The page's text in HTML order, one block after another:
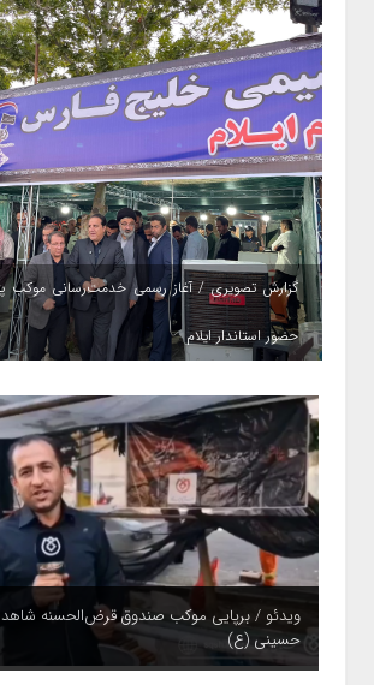
گزارش تصویری / آغاز رسمی خدمت‌رسانی موکب
حضور استاندار ایلام
ویدئو / برپایی موکب صندوق قرض‌الحسنه شاهد
حسینی (ع)